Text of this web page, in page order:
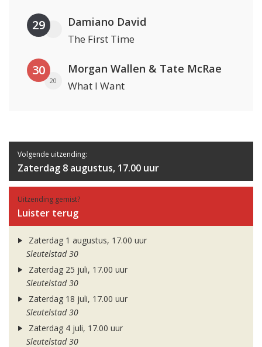
29 Damiano David
The First Time
30
20
Morgan Wallen & Tate McRae
What I Want
Volgende uitzending:
Zaterdag 8 augustus, 17.00 uur
Uitzending gemist?
Luister terug
Zaterdag 1 augustus, 17.00 uur
Sleutelstad 30
Zaterdag 25 juli, 17.00 uur
Sleutelstad 30
Zaterdag 18 juli, 17.00 uur
Sleutelstad 30
Zaterdag 4 juli, 17.00 uur
Sleutelstad 30